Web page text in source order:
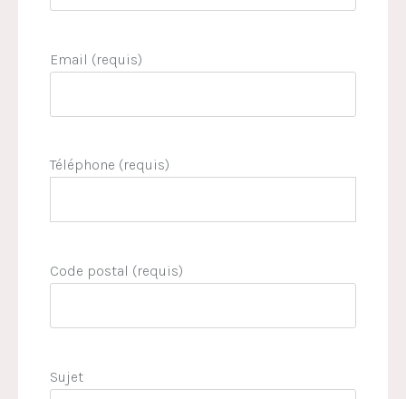
Email (requis)
Téléphone (requis)
Code postal (requis)
Sujet